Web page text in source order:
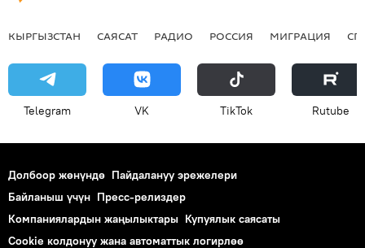
КЫРГЫЗСТАН САЯСАТ РАДИО РОССИЯ МИГРАЦИЯ
Telegram VK ТikТоk Rutube
Долбоор жөнүндө Пайдалануу эрежелери
Байланыш үчүн Пресс-релиздер
Компаниялардын жаңылыктары Купуялык саясаты
Cookie колдонуу жана автоматтык логирлөө